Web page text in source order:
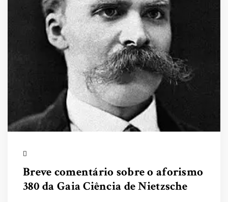
Breve comentário sobre o aforismo
380 da Gaia Ciência de Nietzsche